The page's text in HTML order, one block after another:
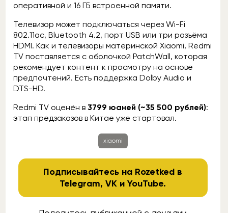
оперативной и 16 ГБ встроенной памяти.
Телевизор может подключаться через Wi-Fi
802.11ac, Bluetooth 4.2, порт USB или три разъёма
HDMI. Как и телевизоры материнской Xiaomi, Redmi
TV поставляется с оболочкой PatchWall, которая
рекомендует контент к просмотру на основе
предпочтений. Есть поддержка Dolby Audio и
DTS-HD.
Redmi TV оценён в 3799 юаней (~35 500 рублей):
этап предзаказов в Китае уже стартовал.
xiaomi
Подписывайтесь на Rozetked в
Telegram,VK иYouTube.